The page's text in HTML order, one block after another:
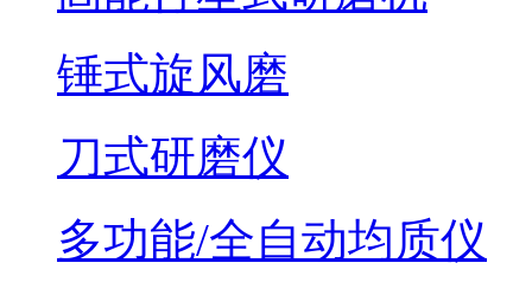
锤式旋风磨
刀式研磨仪
多功能/全自动均质仪